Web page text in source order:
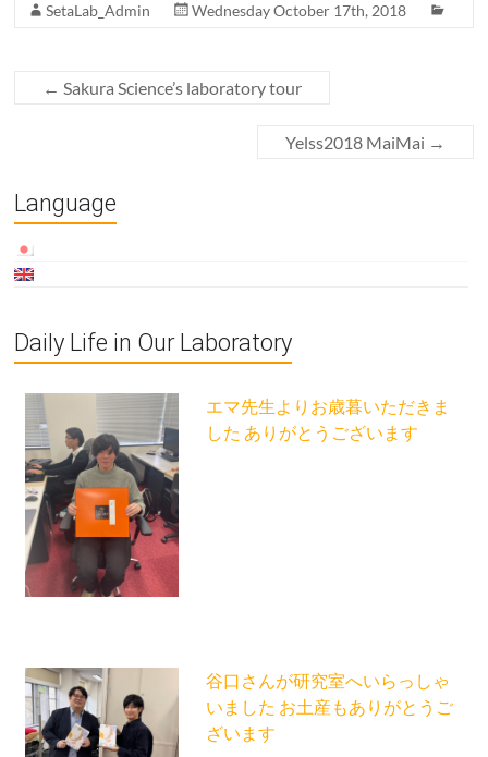
SetaLab_Admin Wednesday October 17th, 2018
← Sakura Science’s laboratory tour
Yelss2018 MaiMai →
Language
Daily Life in Our Laboratory
エマ先生よりお歳暮いただきま
した ありがとうございます
谷口さんが研究室へいらっしゃ
いました お土産もありがとうご
ざいます